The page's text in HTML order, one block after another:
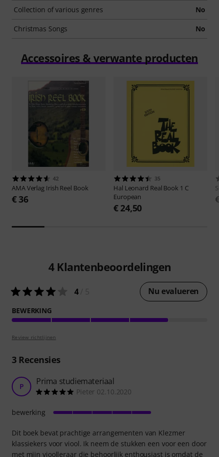
Collection of various genres No
Christmas Songs No
Accessoires & verwante producten
42
AMA Verlag Irish Reel Book
€ 36
35
Hal Leonard Real Book 1 C
European
€ 24,50
4 Klantenbeoordelingen
4/ 5 Nu evalueren
BEWERKING
Review richtlijnen
3Recensies
P Prima studiemateriaal
Pieter 02.10.2020
Dit boek bevat prachtige arrangementen van Klezmer
klassiekers voor viool. Ik neem de stukken een voor een door
met mijn vioolleraar die behoorlijk enthousiast is omdat de
bewerking